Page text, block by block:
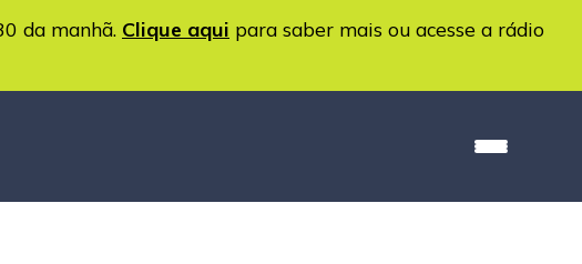
da manhã. Clique aqui para saber mais ou acesse a rádio